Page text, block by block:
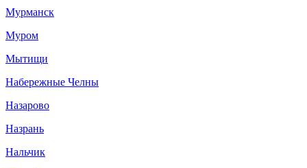
Мурманск
Муром
Мытищи
Набережные Челны
Назарово
Назрань
Нальчик